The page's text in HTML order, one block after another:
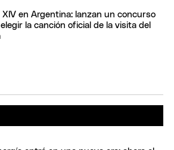
XIV en Argentina: lanzan un concurso
la canción oficial de la visita del